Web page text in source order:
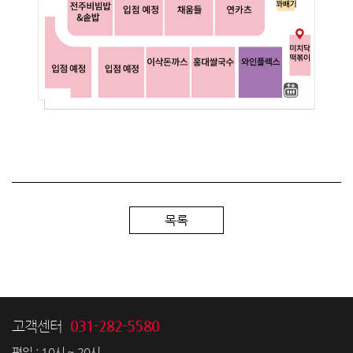
목록
고객센터 031-282-5580